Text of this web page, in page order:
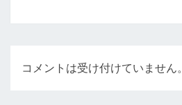
コメントは受け付けていません。